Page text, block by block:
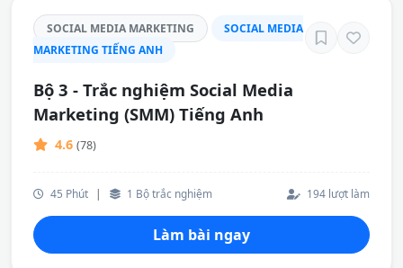
SOCIAL MEDIA MARKETING
SOCIAL MEDIA
MARKETING TIẾNG ANH
Bộ 3 - Trắc nghiệm Social Media
Marketing (SMM) Tiếng Anh
4.6 (78)
45 Phút | 1 Bộ trắc nghiệm 194 lượt làm
Làm bài ngay